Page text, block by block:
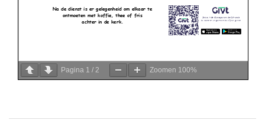
Pagina 1 / 2 Zoomen 100%